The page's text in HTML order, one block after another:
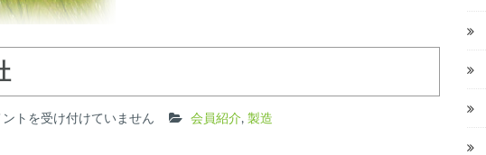
ントを受け付けていません 会員紹介, 製造